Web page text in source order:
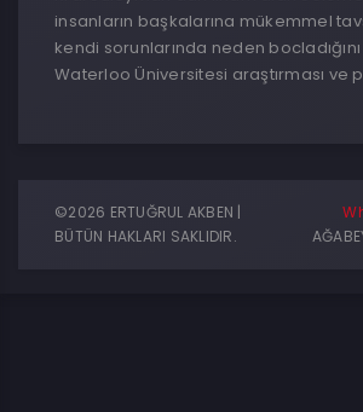
insanların başkalarına mükemmel
kendi sorunlarında neden bocladığını
Waterloo Üniversitesi araştırması ve
©2026 ERTUĞRUL AKBEN |
BÜTÜN HAKLARI SAKLIDIR.